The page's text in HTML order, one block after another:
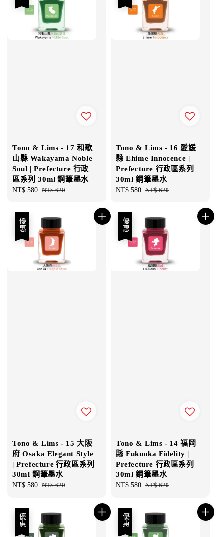
Tono & Lims - 17 和歌
山縣 Wakayama Noble
Soul | Prefecture 行政
區系列 30ml 鋼筆墨水
Sale
NT$ 580 Regular
NT$ 620
Tono & Lims - 16 愛媛
縣 Ehime Innocence |
Prefecture 行政區系列
30ml 鋼筆墨水
Sale
NT$ 580 Regular
NT$ 620
優惠
Tono & Lims - 15 大阪
府 Osaka Elegant Style
| Prefecture 行政區系列
30ml 鋼筆墨水
Sale
NT$ 580 Regular
NT$ 620
優惠
Tono & Lims - 14 福岡
縣 Fukuoka Fidelity |
Prefecture 行政區系列
30ml 鋼筆墨水
Sale
NT$ 580 Regular
NT$ 620
優惠 優惠